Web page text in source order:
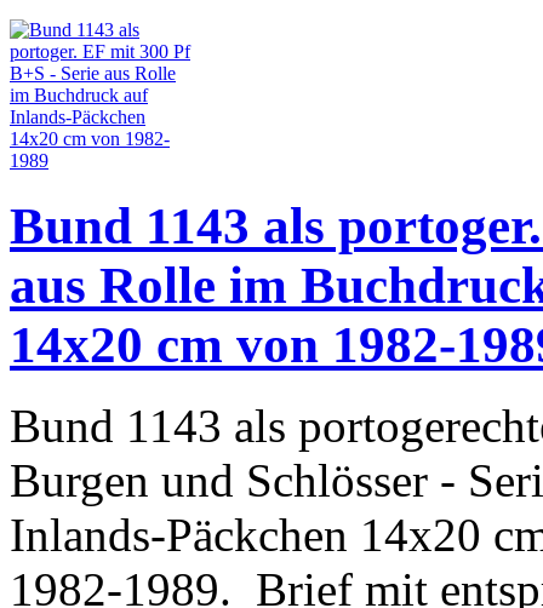
Bund 1143 als
aus Rolle im
14x20 cm von 1982-
Bund 1143 als
Burgen und Schlösser -
Inlands-Päckchen 14x20
1982-1989. Brief mit